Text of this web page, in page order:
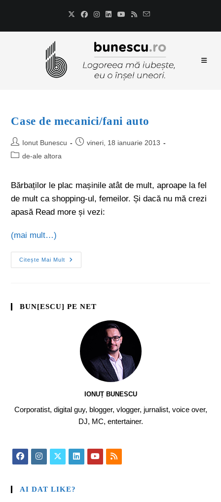
Case de mecanici/fani auto
Ionut Bunescu
vineri, 18 ianuarie 2013
de-ale altora
Bărbaților le plac mașinile atât de mult, aproape la fel
de mult ca shopping-ul, femeilor. Și dacă nu mă crezi
apasă Read more și vezi:
(mai mult…)
Citește Mai Mult
BUN[ESCU] PE NET
IONUȚ BUNESCU
Corporatist, digital guy, blogger, vlogger, jurnalist, voice over,
DJ, MC, entertainer.
AI DAT LIKE?